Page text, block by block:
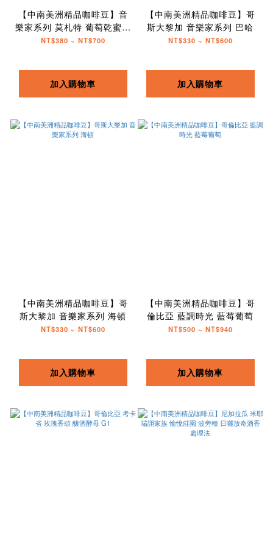
【中南美洲精品咖啡豆】音
樂家系列 莫札特 葡萄乾蜜處
理
NT$380 ~ NT$700
加入購物車
【中南美洲精品咖啡豆】哥
斯大黎加 音樂家系列 巴哈
NT$330 ~ NT$600
加入購物車
【中南美洲精品咖啡豆】哥
斯大黎加 音樂家系列 海頓
NT$330 ~ NT$600
加入購物車
【中南美洲精品咖啡豆】哥
倫比亞 藍調時光 藍莓葡萄
NT$500 ~ NT$940
加入購物車